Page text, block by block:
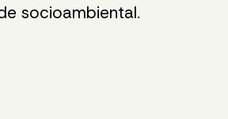
socioambiental.